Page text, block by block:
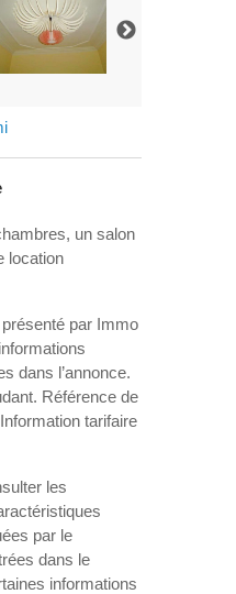
un salon
location
par Immo
dans l’annonce.
Référence de
tarifaire
les
par le
dans le
informations